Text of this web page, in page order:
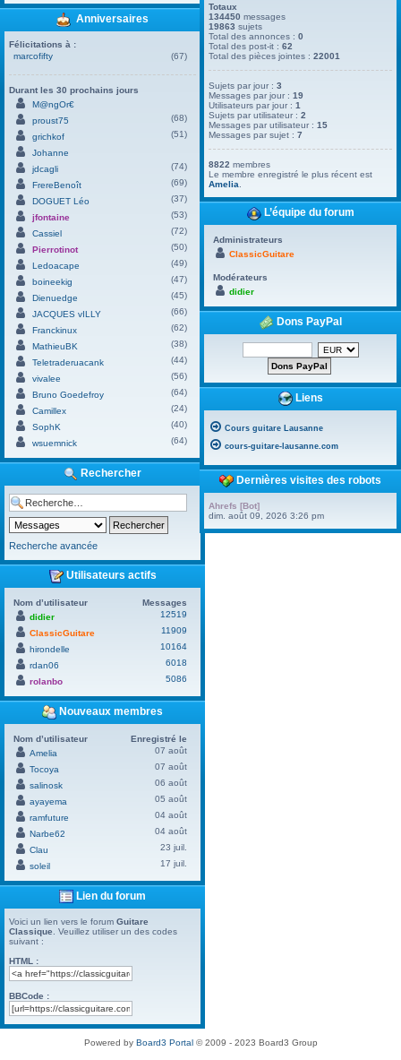
Anniversaires
Félicitations à :
marcofifty
(67)
Durant les 30 prochains jours
M@ngOr€
proust75
(68)
grichkof
(51)
Johanne
jdcagli
(74)
FrereBenoît
(69)
DOGUET Léo
(37)
jfontaine
(53)
Cassiel
(72)
Pierrotinot
(50)
Ledoacape
(49)
boineekig
(47)
Dienuedge
(45)
JACQUES vILLY
(66)
Franckinux
(62)
MathieuBK
(38)
Teletraderuacank
(44)
vivalee
(56)
Bruno Goedefroy
(64)
Camillex
(24)
SophK
(40)
wsuemnick
(64)
Rechercher
Recherche avancée
Utilisateurs actifs
Nom d’utilisateur
Messages
didier
12519
ClassicGuitare
11909
hirondelle
10164
rdan06
6018
rolanbo
5086
Nouveaux membres
Nom d’utilisateur
Enregistré le
Amelia
07 août
Tocoya
07 août
salinosk
06 août
ayayema
05 août
ramfuture
04 août
Narbe62
04 août
Clau
23 juil.
soleil
17 juil.
Lien du forum
Voici un lien vers le forum Guitare
Classique . Veuillez utiliser un des codes
suivant :
HTML :
BBCode :
Totaux
134450 messages
19863 sujets
Total des annonces :0
Total des post-it :62
Total des pièces jointes :22001
Sujets par jour :3
Messages par jour :19
Utilisateurs par jour :1
Sujets par utilisateur :2
Messages par utilisateur :15
Messages par sujet :7
8822 membres
Le membre enregistré le plus récent est
Amelia
L’équipe du forum
Administrateurs
ClassicGuitare
Modérateurs
didier
Dons PayPal
Liens
Cours guitare Lausanne
cours-guitare-lausanne.com
Dernières visites des robots
Ahrefs [Bot]
dim. août 09, 2026 3:26 pm
Powered by Board3 Portal© 2009 - 2023 Board3 Group